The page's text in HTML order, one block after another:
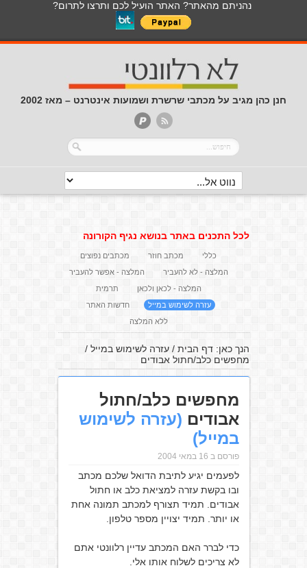
נהניתם מהאתר? האתר הועיל לכם ותרצו לתרום?
חנן כהן מגיב על מכתבי שרשרת ושמועות אינטרנט – מאז 2002
לכל התכנים באתר בנושא נגיף הקורונה
כללי מכתב חוזר
מכתבים נפוצים
המלצה - לא להעביר
המלצה - אפשר להעביר
המלצה - לכאן ולכאן
תרמית
עזרה לשימוש במייל
חדשות האתר
ללא המלצה
הנך כאן:דף הבית /עזרה לשימוש במייל /
מחפשים כלב/חתול אבודים
מחפשים כלב/חתול
אבודים (עזרה לשימוש
במייל)
פורסם ב 16 במאי 2004
לפעמים יגיע לתיבת הדואל שלכם מכתב
ובו בקשת עזרה למציאת כלב או חתול
אבודים. תמיד תצורף למכתב תמונה אחת
או יותר. תמיד יצויין מספר טלפון.
כדי לברר האם המכתב עדיין רלוונטי אתם
לא צריכים לשלוח אותו אלי.